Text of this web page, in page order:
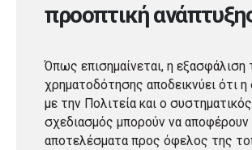
προοπτική
Όπως επισημαίνεται, η εξασφάλιση
χρηματοδότησης αποδεικνύει ότι η
με την Πολιτεία και ο συστηματικός
σχεδιασμός μπορούν να αποφέρουν
αποτελέσματα προς όφελος της